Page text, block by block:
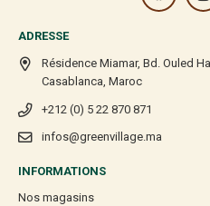
ADRESSE
Résidence Miamar, Bd. Ouled
Casablanca, Maroc
+212 (0) 5 22 870 871
infos@greenvillage.ma
INFORMATIONS
Nos magasins